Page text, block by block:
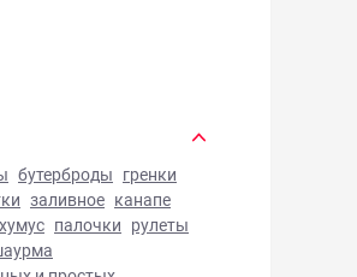
салат - фото готового блюда
бутерброды гренки
заливное канапе
хумус палочки рулеты